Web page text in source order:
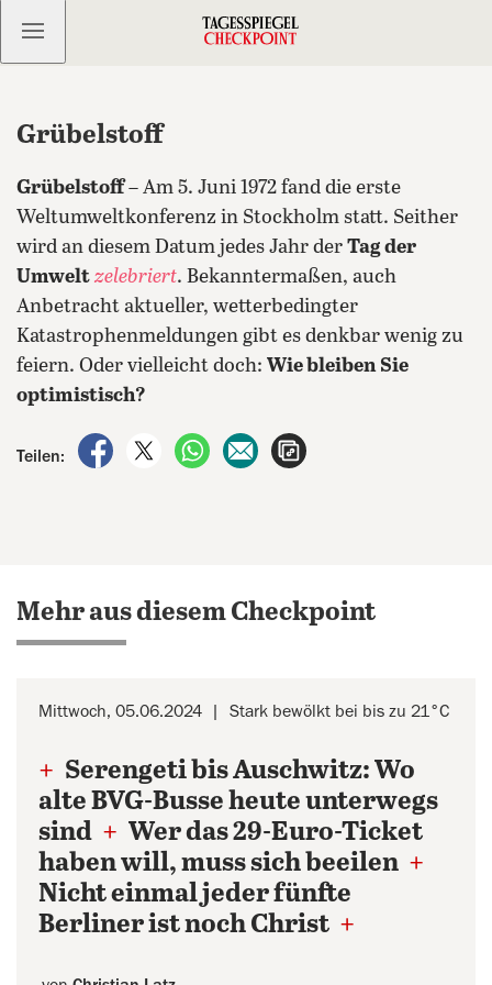
Kostenlos anmelden
Grübelstoff
Grübelstoff– Am 5. Juni 1972 fand die erste
Weltumweltkonferenz in Stockholm statt. Seither
wird an diesem Datum jedes Jahr der Tag der
Umwelt zelebriert. Bekanntermaßen, auch
Anbetracht aktueller, wetterbedingter
Katastrophenmeldungen gibt es denkbar wenig zu
feiern. Oder vielleicht doch: Wie bleiben Sie
optimistisch?
Teilen:
auf Facebook teilen
auf X teilenper WhatsApp teilen
per E-Mail teilen
Mehr aus diesem Checkpoint
Mittwoch, 05.06.2024 Stark bewölkt bei bis zu 21°C
+ Serengeti bis Auschwitz: Wo
alte BVG-Busse heute unterwegs
sind + Wer das 29-Euro-Ticket
haben will, muss sich beeilen +
Nicht einmal jeder fünfte
Berliner ist noch Christ +